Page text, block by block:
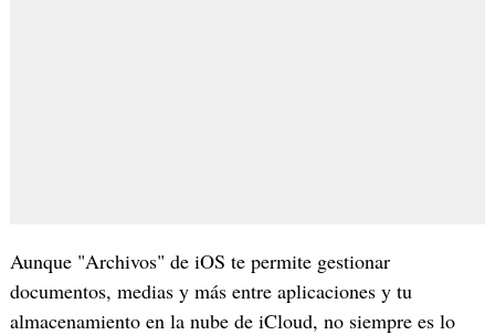
Aunque "Archivos" de iOS te permite gestionar
documentos, medias y más entre aplicaciones y tu
almacenamiento en la nube de iCloud, no siempre es lo